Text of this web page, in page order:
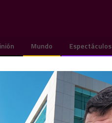
Mundo Espectáculos